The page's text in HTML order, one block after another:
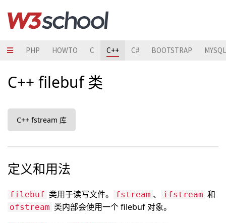
PHP HOWTO C C++ C# BOOTSTRAP MYSQL
C++ filebuf 类
C++ fstream 库
定义和用法
filebuf 类用于读写文件。 fstream 、 ifstream 和
ofstream 类内部会使用一个 filebuf 对象。